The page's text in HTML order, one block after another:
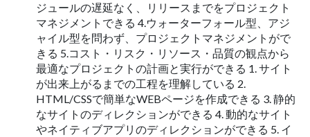
ジュールの遅延なく、リリースまでをプロジェクト
マネジメントできる 4.ウォーターフォール型、アジ
ャイル型を問わず、プロジェクトマネジメントがで
きる 5.コスト・リスク・リソース・品質の観点から
最適なプロジェクトの計画と実行ができる 1. サイト
が出来上がるまでの工程を理解している 2.
HTML/CSSで簡単なWEBページを作成できる 3. 静的
なサイトのディレクションができる 4. 動的なサイト
やネイティブアプリのディレクションができる 5. イ